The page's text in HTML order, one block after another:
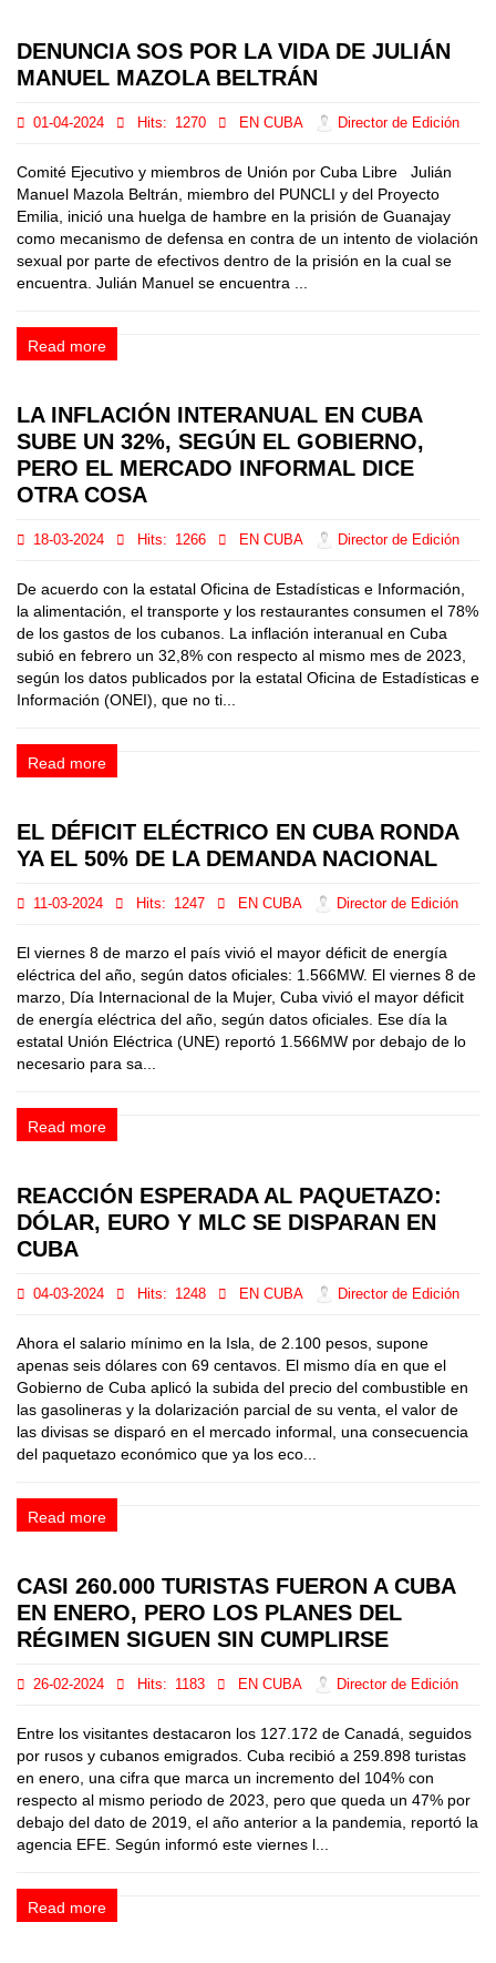
DENUNCIA SOS POR LA VIDA DE JULIÁN
MANUEL MAZOLA BELTRÁN
01-04-2024 Hits: 1270 EN CUBA Director de Edición
Comité Ejecutivo y miembros de Unión por Cuba Libre Julián
Manuel Mazola Beltrán, miembro del PUNCLI y del Proyecto
Emilia, inició una huelga de hambre en la prisión de Guanajay
como mecanismo de defensa en contra de un intento de violación
sexual por parte de efectivos dentro de la prisión en la cual se
encuentra. Julián Manuel se encuentra ...
Read more
LA INFLACIÓN INTERANUAL EN CUBA
SUBE UN 32%, SEGÚN EL GOBIERNO,
PERO EL MERCADO INFORMAL DICE
OTRA COSA
18-03-2024 Hits: 1266 EN CUBA Director de Edición
De acuerdo con la estatal Oficina de Estadísticas e Información,
la alimentación, el transporte y los restaurantes consumen el 78%
de los gastos de los cubanos. La inflación interanual en Cuba
subió en febrero un 32,8% con respecto al mismo mes de 2023,
según los datos publicados por la estatal Oficina de Estadísticas e
Información (ONEI), que no ti...
Read more
EL DÉFICIT ELÉCTRICO EN CUBA RONDA
YA EL 50% DE LA DEMANDA NACIONAL
11-03-2024 Hits: 1247 EN CUBA Director de Edición
El viernes 8 de marzo el país vivió el mayor déficit de energía
eléctrica del año, según datos oficiales: 1.566MW. El viernes 8 de
marzo, Día Internacional de la Mujer, Cuba vivió el mayor déficit
de energía eléctrica del año, según datos oficiales. Ese día la
estatal Unión Eléctrica (UNE) reportó 1.566MW por debajo de lo
necesario para sa...
Read more
REACCIÓN ESPERADA AL PAQUETAZO:
DÓLAR, EURO Y MLC SE DISPARAN EN
CUBA
04-03-2024 Hits: 1248 EN CUBA Director de Edición
Ahora el salario mínimo en la Isla, de 2.100 pesos, supone
apenas seis dólares con 69 centavos. El mismo día en que el
Gobierno de Cuba aplicó la subida del precio del combustible en
las gasolineras y la dolarización parcial de su venta, el valor de
las divisas se disparó en el mercado informal, una consecuencia
del paquetazo económico que ya los eco...
Read more
CASI 260.000 TURISTAS FUERON A CUBA
EN ENERO, PERO LOS PLANES DEL
RÉGIMEN SIGUEN SIN CUMPLIRSE
26-02-2024 Hits: 1183 EN CUBA Director de Edición
Entre los visitantes destacaron los 127.172 de Canadá, seguidos
por rusos y cubanos emigrados. Cuba recibió a 259.898 turistas
en enero, una cifra que marca un incremento del 104% con
respecto al mismo periodo de 2023, pero que queda un 47% por
debajo del dato de 2019, el año anterior a la pandemia, reportó la
agencia EFE. Según informó este viernes l...
Read more